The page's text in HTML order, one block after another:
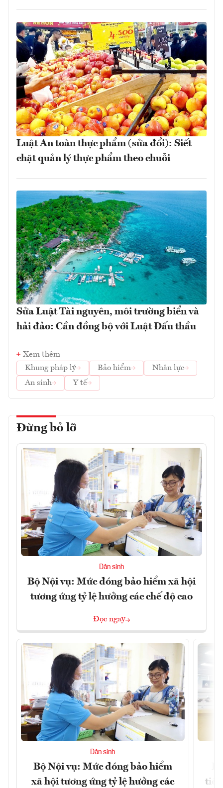
Luật An toàn thực phẩm (sửa đổi): Siết
chặt quản lý thực phẩm theo chuỗi
Sửa Luật Tài nguyên, môi trường biển và
hải đảo: Cần đồng bộ với Luật Đấu thầu
Xem thêm
Khung pháp lý
Bảo hiểm
Nhân lực
An sinh
Y tế
Đừng bỏ lỡ
Dân sinh
Bộ Nội vụ: Mức đóng bảo hiểm xã hội
tương ứng tỷ lệ hưởng các chế độ cao
Đọc ngay
Dân sinh
Bộ Nội vụ: Mức đóng bảo hiểm
xã hội tương ứng tỷ lệ hưởng các